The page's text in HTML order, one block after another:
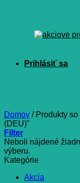
Domov /Produkty so
(DEU)”
Filter
Neboli nájdené
výberu.
Kategórie
Akcia